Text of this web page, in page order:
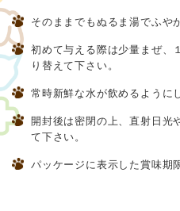
そのままでもぬるま湯でふや
初めて与える際は少量まぜ、
り替えて下さい。
常時新鮮な水が飲めるように
開封後は密閉の上、直射日光
て下さい。
パッケージに表示した賞味期